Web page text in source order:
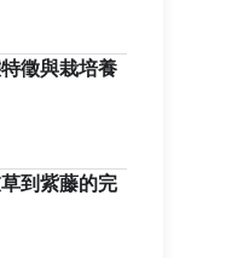
徵與栽培養
到紫藤的完